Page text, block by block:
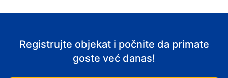
Registrujte objekat i počnite da primate
goste već danas!